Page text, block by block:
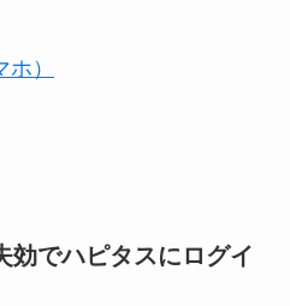
）
効でハピタスにログイ